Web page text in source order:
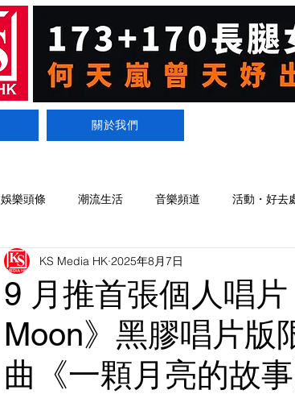
關於我們
娛樂頭條 潮流生活 音樂頻道 活動・好去
9 月推首張個人唱
Moon》黑膠唱片版
曲《一顆月亮的故
KS Media HK 2025年8月7日